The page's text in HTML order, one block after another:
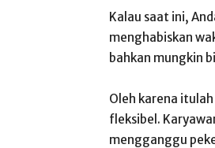
Kalau saat ini,
menghabiskan
bahkan mungkin
Oleh karena
fleksibel.
mengganggu